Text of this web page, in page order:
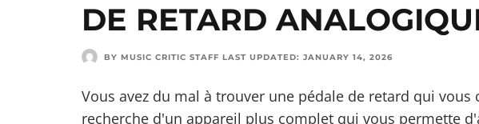
DE RETARD
BY MUSIC CRITIC STAFF LAST UPDATED: JANUARY 14, 2026
Vous avez du mal à trouver une pédale de retard qui vous
recherche d'un appareil plus complet qui vous permette